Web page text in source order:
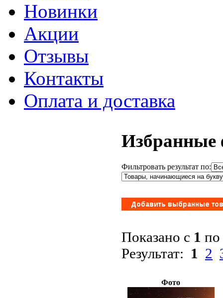
Новинки
Акции
Отзывы
Контакты
Оплата и доставка
Избранные
Фильтровать результат по:
Показано с 1 по
Результат: 1 2
Фото